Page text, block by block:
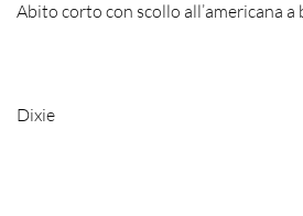
Abito corto con scollo all’americana a
Dixie